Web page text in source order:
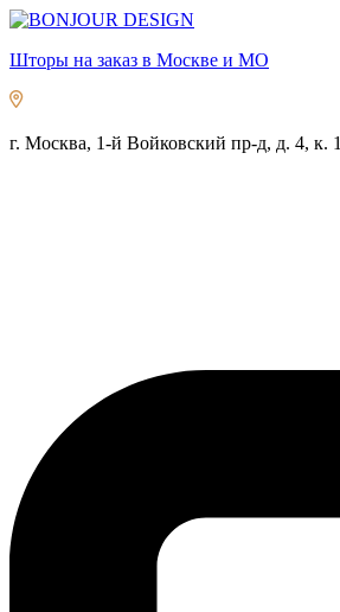
Шторы на заказ в Москве и МО
г. Москва, 1-й Войковский пр-д, д. 4, к. 1